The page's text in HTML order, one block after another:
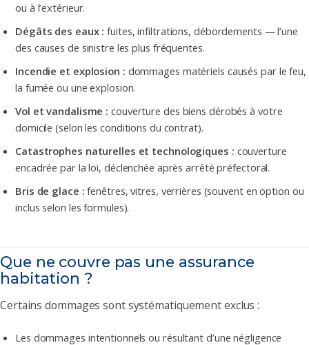
ou à l’extérieur.
Dégâts des eaux : fuites, infiltrations, débordements — l’une
des causes de sinistre les plus fréquentes.
Incendie et explosion : dommages matériels causés par le feu,
la fumée ou une explosion.
Vol et vandalisme : couverture des biens dérobés à votre
domicile (selon les conditions du contrat).
Catastrophes naturelles et technologiques : couverture
encadrée par la loi, déclenchée après arrêté préfectoral.
Bris de glace : fenêtres, vitres, verrières (souvent en option ou
inclus selon les formules).
Que ne couvre pas une assurance
habitation ?
Certains dommages sont systématiquement exclus :
Les dommages intentionnels ou résultant d’une négligence